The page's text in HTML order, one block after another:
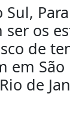
ser os
de
em São
de